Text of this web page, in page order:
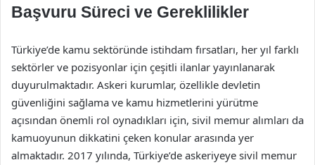
Başvuru Süreci ve Gereklilikler
Türkiye’de kamu sektöründe istihdam fırsatları, her yıl farklı
sektörler ve pozisyonlar için çeşitli ilanlar yayınlanarak
duyurulmaktadır. Askeri kurumlar, özellikle devletin
güvenliğini sağlama ve kamu hizmetlerini yürütme
açısından önemli rol oynadıkları için, sivil memur alımları da
kamuoyunun dikkatini çeken konular arasında yer
almaktadır. 2017 yılında, Türkiye’de askeriyeye sivil memur